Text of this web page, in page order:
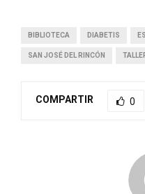
BIBLIOTECA DIABETIS
SAN JOSÉ DEL RINCÓN
COMPARTIR 0